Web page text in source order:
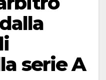
serie A